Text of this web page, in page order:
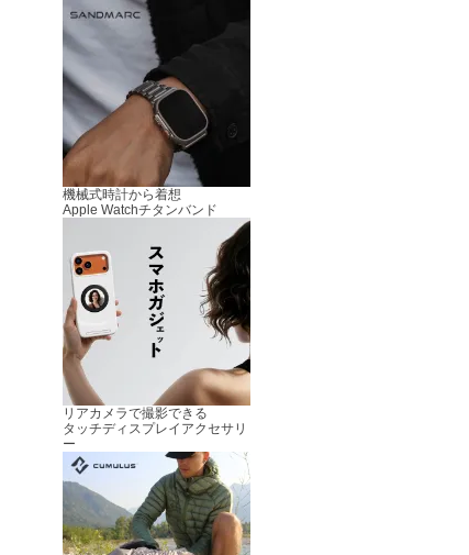
機械式時計から着想
Apple Watchチタンバンド
リアカメラで撮影できる
タッチディスプレイアクセサリ
ー